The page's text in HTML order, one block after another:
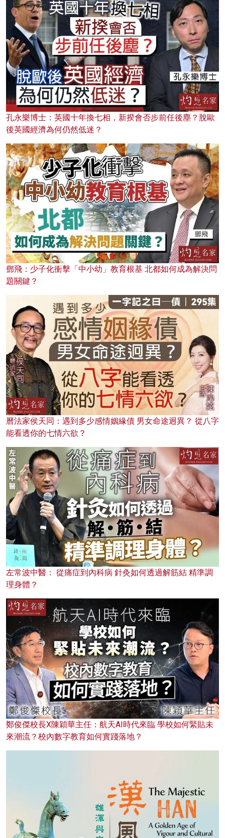
孔永樂博士：英國十年換七相，新揆會否步前任後塵？脫歐
後英國經濟為何仍然低迷？
鄧飛：少子化衝擊「中小幼」教育根基 北都如何成為解決問
題關鍵？
曆法家侯天同：遇到多少感情姻緣債 男女命途迥異？ 從八字
能看透你的七情六欲？
左常波中醫： 從痛症到內科病 針灸如何透過解筋結 精準調
理身體？
鄭俊傑校長X陳穎華主任：航天AI時代來臨 學校如何緊貼未
來潮流？校內數字教育如何實踐落地？